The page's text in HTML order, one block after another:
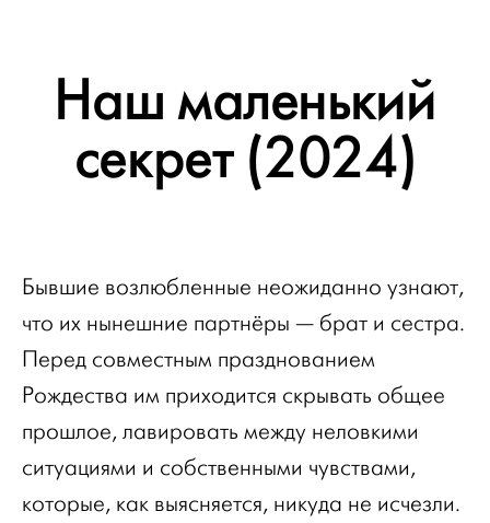
Наш маленький
секрет (2024)
Бывшие возлюбленные неожиданно узнают,
что их нынешние партнёры — брат и сестра.
Перед совместным празднованием
Рождества им приходится скрывать общее
прошлое, лавировать между неловкими
ситуациями и собственными чувствами,
которые, как выясняется, никуда не исчезли.